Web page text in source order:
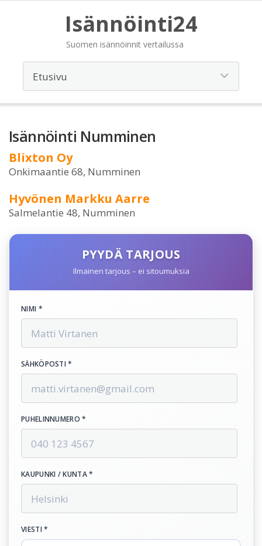
Isännöinti24
Suomen isännöinnit vertailussa
Isännöinti Numminen
Blixton Oy
Onkimaantie 68, Numminen
Hyvönen Markku Aarre
Salmelantie 48, Numminen
PYYDÄ TARJOUS
Ilmainen tarjous – ei sitoumuksia
NIMI *
SÄHKÖPOSTI *
PUHELINNUMERO *
KAUPUNKI / KUNTA *
VIESTI *